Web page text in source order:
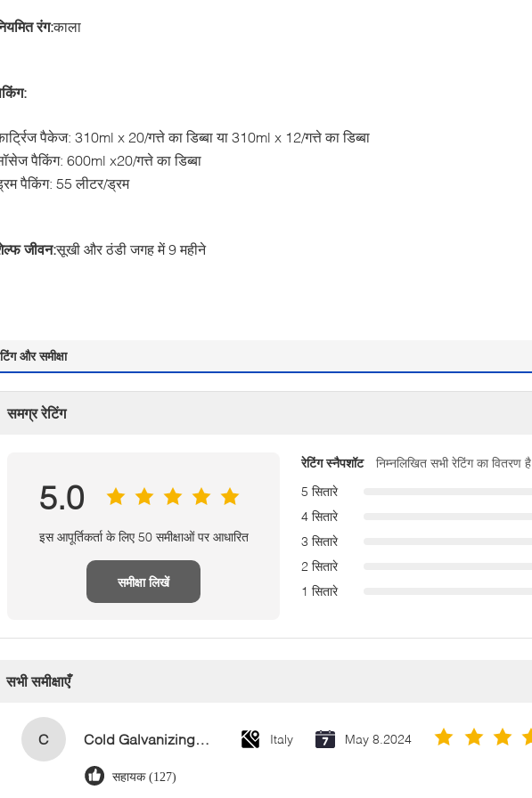
रंग:काला
पैकेज: 310ml x 20/गत्ते का डिब्बा या 310ml x 12/गत्ते का डिब्बा
पैकिंग: 600ml x20/गत्ते का डिब्बा
पैकिंग: 55 लीटर/ड्रम
जीवन:सूखी और ठंडी जगह में 9 महीने
और समीक्षा
समग्र रेटिंग
5.0
इस आपूर्तिकर्ता के लिए 50 समीक्षाओं पर आधारित
समीक्षा लिखें
रेटिंग स्नैपशॉट
निम्नलिखित सभी रेटिंग का वितरण है
5 सितारे
4 सितारे
3 सितारे
2 सितारे
1 सितारे
सभी समीक्षाएँ
C Cold Galvanizing Zinc Spray Paint 400ml Italy May 8.2024
सहायक (127)